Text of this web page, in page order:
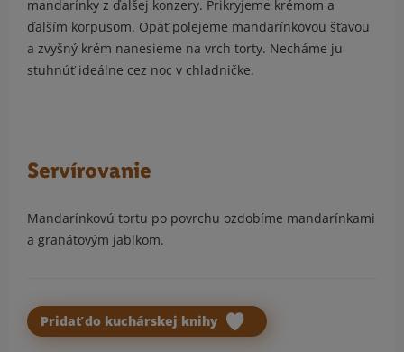
mandarínky z ďalšej konzery. Prikryjeme krémom a
ďalším korpusom. Opäť polejeme mandarínkovou šťavou
a zvyšný krém nanesieme na vrch torty. Necháme ju
stuhnúť ideálne cez noc v chladničke.
Servírovanie
Mandarínkovú tortu po povrchu ozdobíme mandarínkami
a granátovým jablkom.
Pridať do kuchárskej knihy